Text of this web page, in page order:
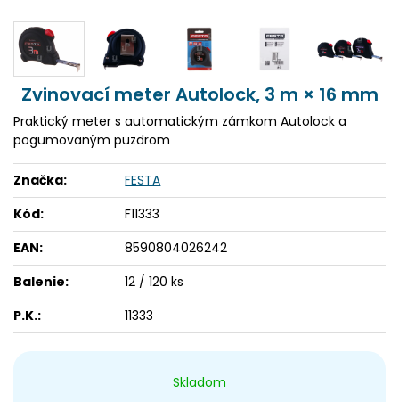
Skladom
Zvinovací meter Autolock, 3 m × 16 mm
Praktický meter s automatickým zámkom Autolock a
pogumovaným puzdrom
Značka:
FESTA
Kód:
F11333
EAN:
8590804026242
Balenie:
12 / 120 ks
P.K.:
11333